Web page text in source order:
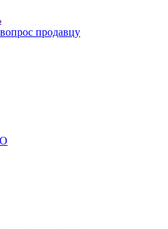
продавцу